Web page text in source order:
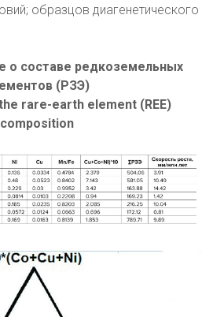
образцов диагенетического
о составе редкоземельных
(РЗЭ)
rare-earth element (REE)
composition